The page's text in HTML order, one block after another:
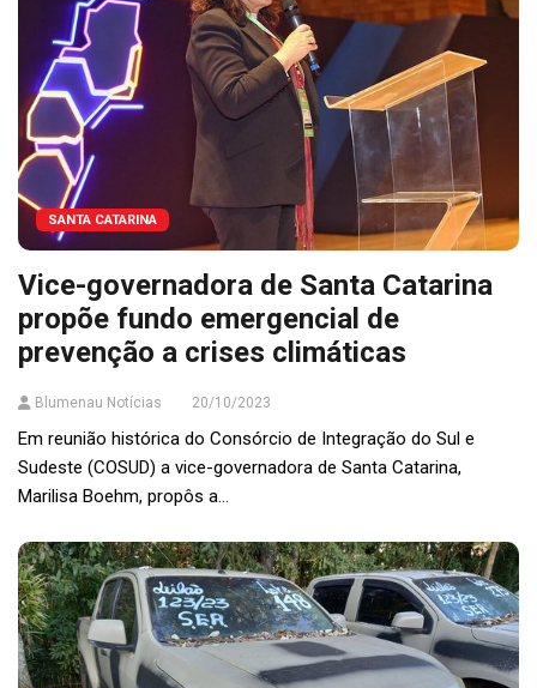
SANTA CATARINA
Vice-governadora de Santa Catarina
propõe fundo emergencial de
prevenção a crises climáticas
Blumenau Notícias 20/10/2023
Em reunião histórica do Consórcio de Integração do Sul e
Sudeste (COSUD) a vice-governadora de Santa Catarina,
Marilisa Boehm, propôs a...